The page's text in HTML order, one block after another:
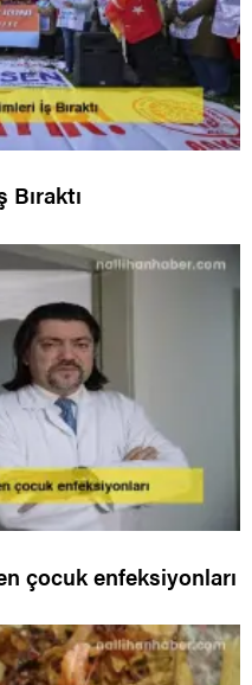
çocuk enfeksiyonları